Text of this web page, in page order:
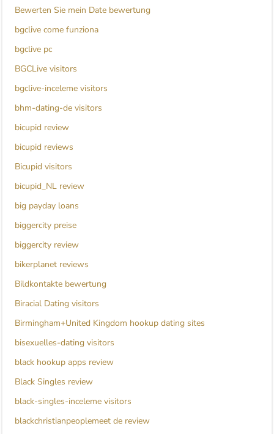
Bewerten Sie mein Date bewertung
bgclive come funziona
bgclive pc
BGCLive visitors
bgclive-inceleme visitors
bhm-dating-de visitors
bicupid review
bicupid reviews
Bicupid visitors
bicupid_NL review
big payday loans
biggercity preise
biggercity review
bikerplanet reviews
Bildkontakte bewertung
Biracial Dating visitors
Birmingham+United Kingdom hookup dating sites
bisexuelles-dating visitors
black hookup apps review
Black Singles review
black-singles-inceleme visitors
blackchristianpeoplemeet de review